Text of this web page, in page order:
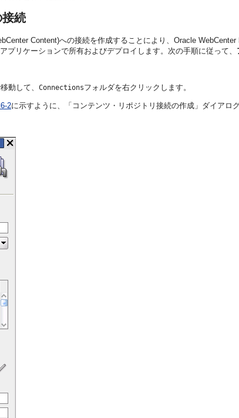
続
Content)への接続を作成することにより、Oracle
リケーションで所有およびデプロイします。次の手順に従って、
動して、 Connectionsフォルダを右クリックします。
2に示すように、「コンテンツ・リポジトリ接続の作成」ダイアロ